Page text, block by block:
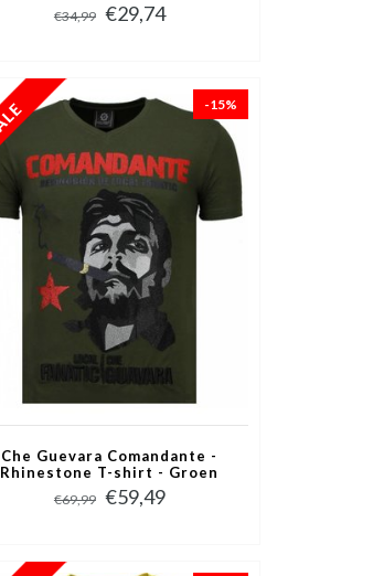
€34,99 €29,74
-15%
Che Guevara Comandante -
Rhinestone T-shirt - Groen
€69,99 €59,49